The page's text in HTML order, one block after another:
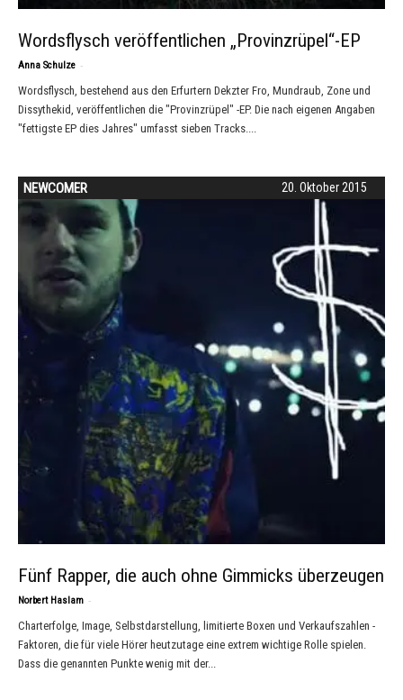
Wordsflysch veröffentlichen „Provinzrüpel“-EP
Anna Schulze -
Wordsflysch, bestehend aus den Erfurtern Dekzter Fro, Mundraub, Zone und
Dissythekid, veröffentlichen die "Provinzrüpel" -EP. Die nach eigenen Angaben
"fettigste EP dies Jahres" umfasst sieben Tracks....
20. Oktober 2015
NEWCOMER
Fünf Rapper, die auch ohne Gimmicks überzeugen
Norbert Haslam -
Charterfolge, Image, Selbstdarstellung, limitierte Boxen und Verkaufszahlen -
Faktoren, die für viele Hörer heutzutage eine extrem wichtige Rolle spielen.
Dass die genannten Punkte wenig mit der...